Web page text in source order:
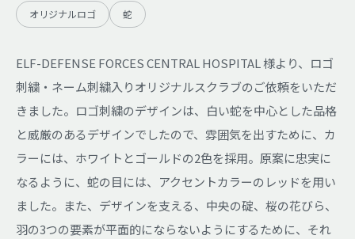
オリジナルロゴ 蛇
ELF-DEFENSE FORCES CENTRAL HOSPITAL 様より、ロゴ
刺繍・ネーム刺繍入りオリジナルスクラブのご依頼をいただ
きました。ロゴ刺繍のデザインは、白い蛇を中心とした品格
と威厳のあるデザインでしたので、雰囲気を出すために、カ
ラーには、ホワイトとゴールドの2色を採用。原案に忠実に
なるように、蛇の目には、アクセントカラーのレッドを用い
ました。また、デザインを支える、中央の碇、桜の花びら、
羽の3つの要素が平面的にならないようにするために、それ